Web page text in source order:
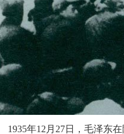
1935年12月27日，毛泽东